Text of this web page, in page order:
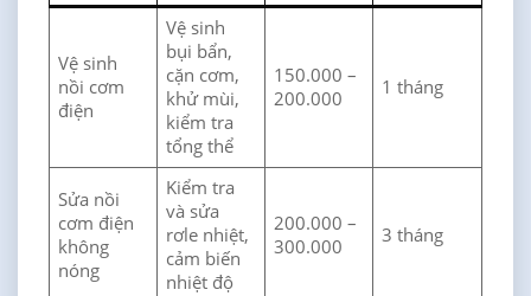
Vệ sinh
nồi cơm
điện
Vệ sinh
bụi bẩn,
cặn cơm,
khử mùi,
kiểm tra
tổng thể
150.000 –
200.000
1 tháng
Sửa nồi
cơm điện
không
nóng
Kiểm tra
và sửa
rơle nhiệt,
cảm biến
nhiệt độ
200.000 –
300.000
3 tháng